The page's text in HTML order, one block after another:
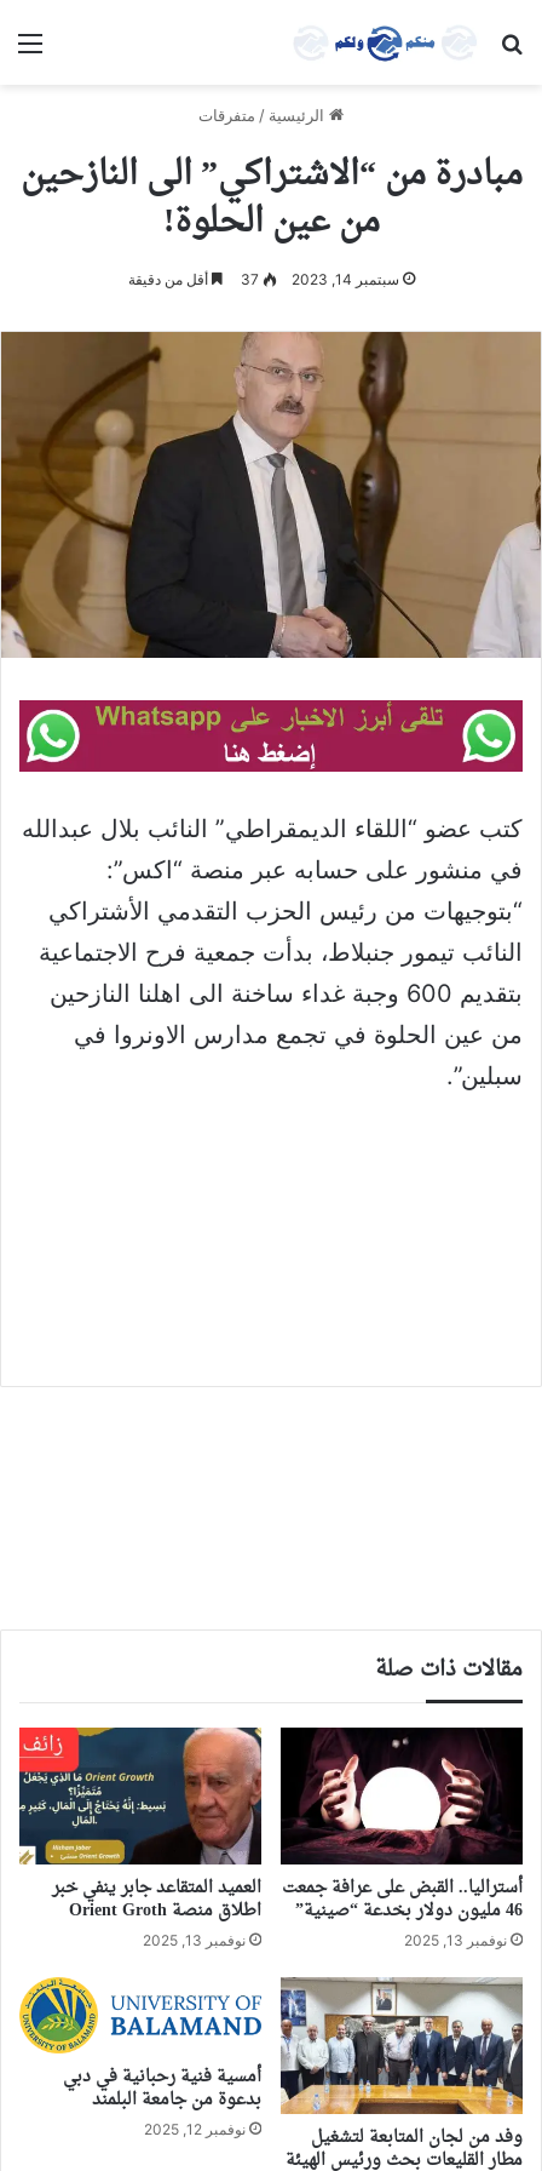
بحث عن
الرئيسية / متفرقات
مبادرة من “الاشتراكي” الى النازحين
من عين الحلوة!
سبتمبر 14, 2023 37 أقل من دقيقة
كتب عضو “اللقاء الديمقراطي” النائب بلال عبدالله
في منشور على حسابه عبر منصة “اكس”:
“بتوجيهات من رئيس الحزب التقدمي الأشتراكي
النائب تيمور جنبلاط، بدأت جمعية فرح الاجتماعية
بتقديم 600 وجبة غداء ساخنة الى اهلنا النازحين
من عين الحلوة في تجمع مدارس الاونروا في
سبلين”.
مقالات ذات صلة
أستراليا.. القبض على عرافة جمعت
46 مليون دولار بخدعة “صينية”
نوفمبر 13, 2025
العميد المتقاعد جابر ينفي خبر
اطلاق منصة Orient Groth
نوفمبر 13, 2025
وفد من لجان المتابعة لتشغيل
مطار القليعات بحث ورئيس الهيئة
أمسية فنية رحبانية في دبي
بدعوة من جامعة البلمند
نوفمبر 12, 2025